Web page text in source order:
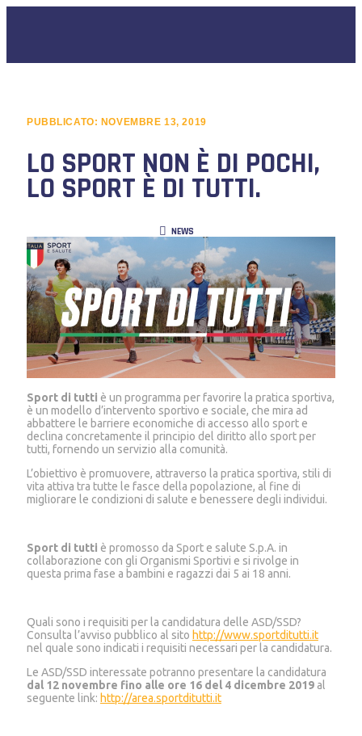
PUBBLICATO: NOVEMBRE 13, 2019
LO SPORT NON È DI POCHI,
LO SPORT È DI TUTTI.
NEWS
Sport di tutti è un programma per favorire la pratica sportiva,
è un modello d’intervento sportivo e sociale, che mira ad
abbattere le barriere economiche di accesso allo sport e
declina concretamente il principio del diritto allo sport per
tutti, fornendo un servizio alla comunità.
L’obiettivo è promuovere, attraverso la pratica sportiva, stili di
vita attiva tra tutte le fasce della popolazione, al fine di
migliorare le condizioni di salute e benessere degli individui.
Sport di tutti è promosso da Sport e salute S.p.A. in
collaborazione con gli Organismi Sportivi e si rivolge in
questa prima fase a bambini e ragazzi dai 5 ai 18 anni.
Quali sono i requisiti per la candidatura delle ASD/SSD?
Consulta l’avviso pubblico al sito http://www.sportditutti.it
nel quale sono indicati i requisiti necessari per la candidatura.
Le ASD/SSD interessate potranno presentare la candidatura
dal 12 novembre fino alle ore 16 del 4 dicembre 2019al
seguente link: http://area.sportditutti.it